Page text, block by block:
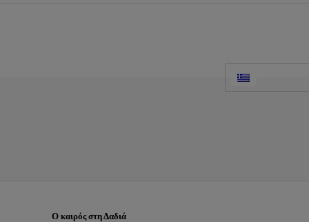
Ο καιρός στη Δαδιά